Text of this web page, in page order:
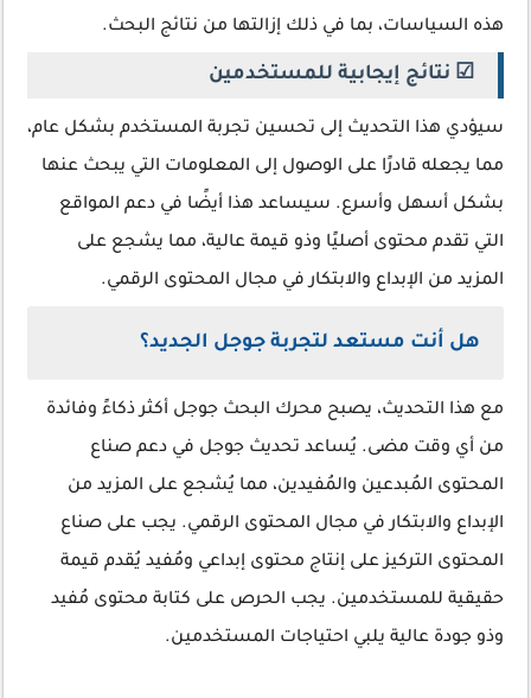
هذه السياسات، بما في ذلك إزالتها من نتائج البحث.
☑ نتائج إيجابية للمستخدمين
سيؤدي هذا التحديث إلى تحسين تجربة المستخدم بشكل عام،
مما يجعله قادرًا على الوصول إلى المعلومات التي يبحث عنها
بشكل أسهل وأسرع. سيساعد هذا أيضًا في دعم المواقع
التي تقدم محتوى أصليًا وذو قيمة عالية، مما يشجع على
المزيد من الإبداع والابتكار في مجال المحتوى الرقمي.
هل أنت مستعد لتجربة جوجل الجديد؟
مع هذا التحديث، يصبح محرك البحث جوجل أكثر ذكاءً وفائدة
من أي وقت مضى. يُساعد تحديث جوجل في دعم صناع
المحتوى المُبدعين والمُفيدين، مما يُشجع على المزيد من
الإبداع والابتكار في مجال المحتوى الرقمي. يجب على صناع
المحتوى التركيز على إنتاج محتوى إبداعي ومُفيد يُقدم قيمة
حقيقية للمستخدمين. يجب الحرص على كتابة محتوى مُفيد
وذو جودة عالية يلبي احتياجات المستخدمين.